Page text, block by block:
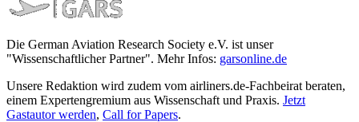
Die German Aviation Research Society e.V. ist unser
"Wissenschaftlicher Partner". Mehr Infos: garsonline.de
Unsere Redaktion wird zudem vom airliners.de-Fachbeirat beraten,
einem Expertengremium aus Wissenschaft und Praxis. Jetzt
Gastautor werden, Call for Papers.